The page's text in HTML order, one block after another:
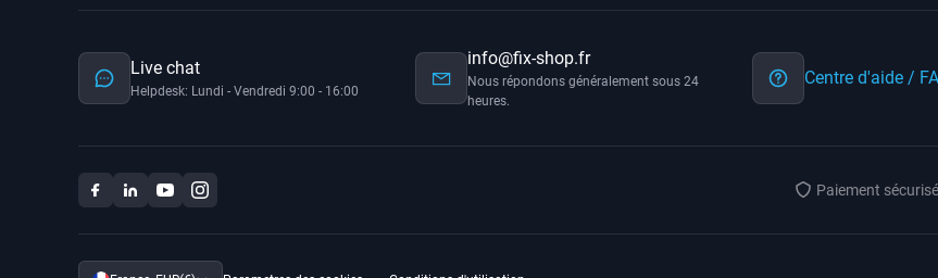
Live chat
Helpdesk: Lundi - Vendredi 9:00 - 16:00
info@fix-shop.fr
Nous répondons généralement sous 24
heures.
Centre d'aide /
Paiement sécurisé